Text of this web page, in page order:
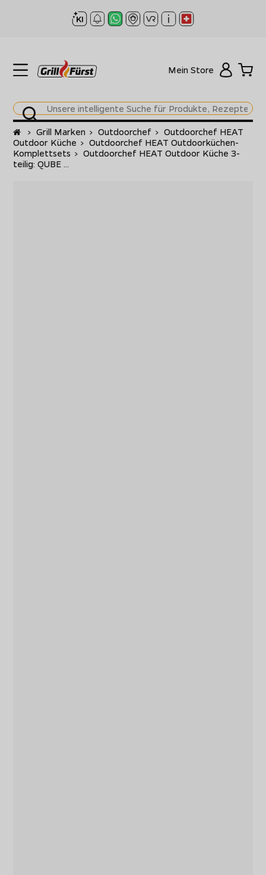
Mein Store
Startseite
> Grill Marken > Outdoorchef > Outdoorchef HEAT
Outdoor Küche > Outdoorchef HEAT Outdoorküchen-
Komplettsets > Outdoorchef HEAT Outdoor Küche 3-
teilig: QUBE ...